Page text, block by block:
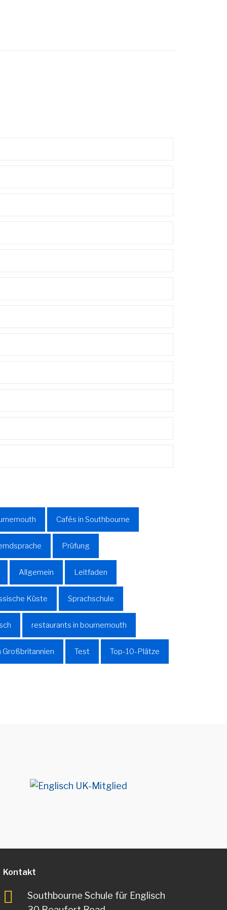
Cafés in Southbourne
Prüfung
Allgemein Leitfaden
Küste Sprachschule
restaurants in bournemouth
Großbritannien Test Top-10-Plätze
Kontakt
Southbourne Schule für Englisch